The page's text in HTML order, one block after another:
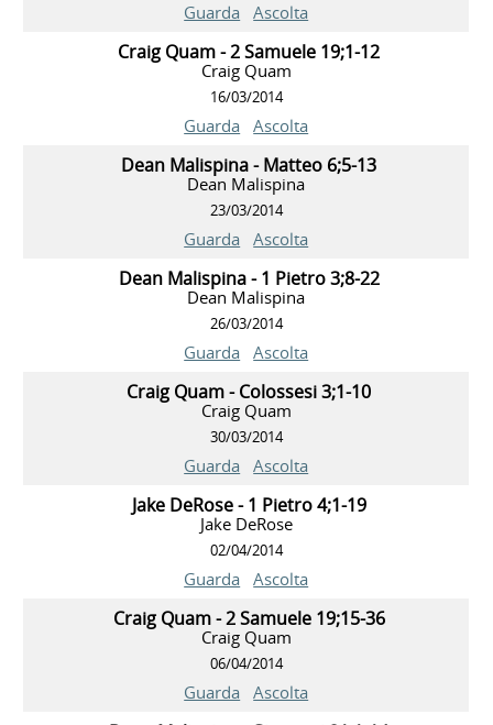
Guarda Ascolta
Craig Quam - 2 Samuele 19;1-12
Craig Quam
16/03/2014
Guarda Ascolta
Dean Malispina - Matteo 6;5-13
Dean Malispina
23/03/2014
Guarda Ascolta
Dean Malispina - 1 Pietro 3;8-22
Dean Malispina
26/03/2014
Guarda Ascolta
Craig Quam - Colossesi 3;1-10
Craig Quam
30/03/2014
Guarda Ascolta
Jake DeRose - 1 Pietro 4;1-19
Jake DeRose
02/04/2014
Guarda Ascolta
Craig Quam - 2 Samuele 19;15-36
Craig Quam
06/04/2014
Guarda Ascolta